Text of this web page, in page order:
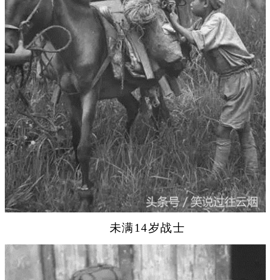
未满14岁战士